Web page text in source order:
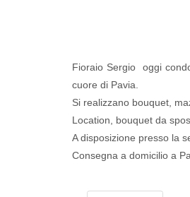
Fioraio Sergio oggi
cuore di Pavia.
Si realizzano bouquet,
Location, bouquet da
A disposizione presso la
Consegna a domicilio a